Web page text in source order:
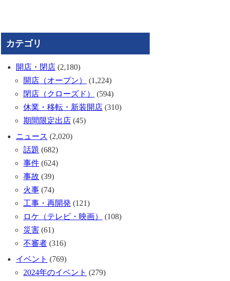
カテゴリ
開店・閉店 (2,180)
開店（オープン）
(1,224)
閉店（クローズド）
(594)
休業・移転・新装開店 (310)
期間限定出店 (45)
ニュース (2,020)
話題 (682)
事件 (624)
事故 (39)
火事 (74)
工事・再開発 (121)
ロケ（テレビ・映画）
(108)
災害 (61)
不審者 (316)
イベント (769)
2024年のイベント (279)